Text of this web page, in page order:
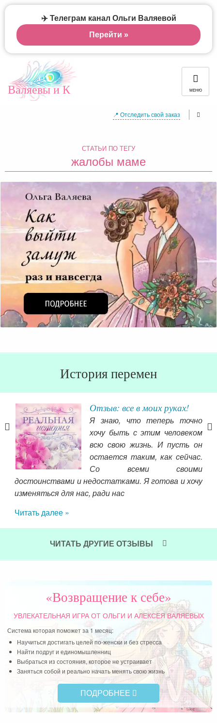
Валяевы и К МЕНЮ
📍 Отследить свой заказ
СТАТЬИ ПО ТЕГУ
жалобы маме
История перемен
Отзыв: все в моих руках!
Я знаю, что теперь точно
хочу быть с этим человеком
всю свою жизнь. И пусть он
остается таким, как сейчас.
Со всеми своими
достоинствами и недостатками. Я готова и хочу
изменяться для нас, ради нас
Читать далее »
ЧИТАТЬ ДРУГИЕ ОТЗЫВЫ
«Возвращение к себе»
УВЛЕКАТЕЛЬНАЯ ИГРАОТ ОЛЬГИ И АЛЕКСЕЯ ВАЛЯЕВЫХ
Система которая поможет за 1 месяц:
Научиться достигать целей по-женски и без стресса
Найти подруг и единомышленниц
Выбраться из состояния, которое не устраивает
Заняться собой и реально начать менять свою жизнь
ПОДРОБНЕЕ
✈️ Телеграм канал Ольги Валяевой
Перейти »